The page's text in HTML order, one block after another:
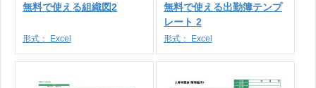
無料で使える組織図2
形式： Excel
無料で使える出勤簿テンプ
レート 2
形式： Excel